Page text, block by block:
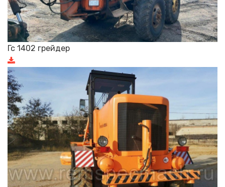
Гс 1402 грейдер